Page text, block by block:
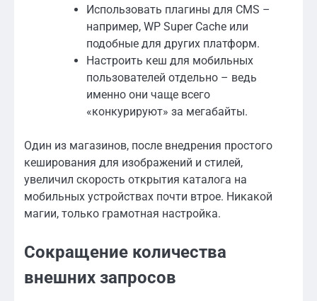
Использовать плагины для CMS –
например, WP Super Cache или
подобные для других платформ.
Настроить кеш для мобильных
пользователей отдельно – ведь
именно они чаще всего
«конкурируют» за мегабайты.
Один из магазинов, после внедрения простого
кеширования для изображений и стилей,
увеличил скорость открытия каталога на
мобильных устройствах почти втрое. Никакой
магии, только грамотная настройка.
Сокращение количества
внешних запросов